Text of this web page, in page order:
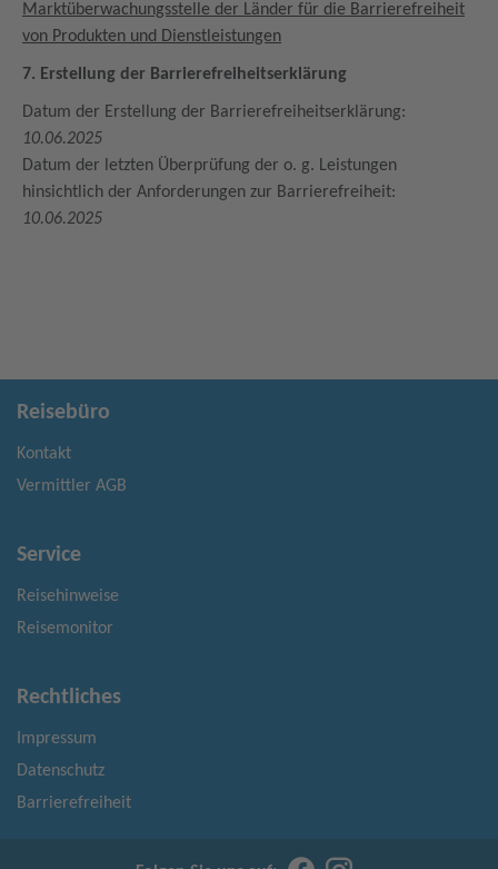
Marktüberwachungsstelle der Länder für die Barrierefreiheit
von Produkten und Dienstleistungen
7. Erstellung der Barrierefreiheitserklärung
Datum der Erstellung der Barrierefreiheitserklärung:
10.06.2025
Datum der letzten Überprüfung der o. g. Leistungen
hinsichtlich der Anforderungen zur Barrierefreiheit:
10.06.2025
Reisebüro
Kontakt
Vermittler AGB
Service
Reisehinweise
Reisemonitor
Rechtliches
Impressum
Datenschutz
Barrierefreiheit